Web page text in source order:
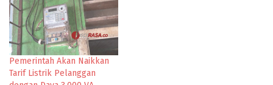
Pemerintah Akan Naikkan
Tarif Listrik Pelanggan